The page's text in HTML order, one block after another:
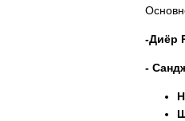
-Диёр
-